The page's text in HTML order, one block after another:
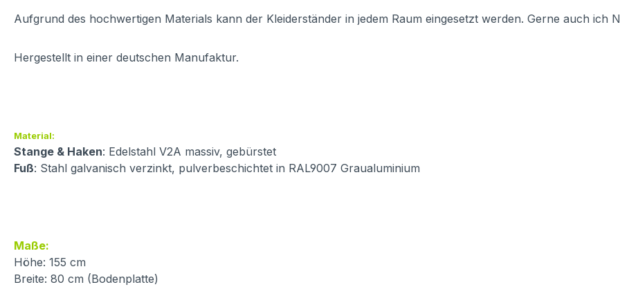
Aufgrund des hochwertigen Materials kann der Kleiderständer in jedem Raum eingesetzt werden. Gerne auch ich
Hergestellt in einer deutschen Manufaktur.
Material:
Stange & Haken: Edelstahl V2A massiv, gebürstet
Fuß: Stahl galvanisch verzinkt, pulverbeschichtet in RAL9007 Graualuminium
Maße:
Höhe: 155 cm
Breite: 80 cm (Bodenplatte)